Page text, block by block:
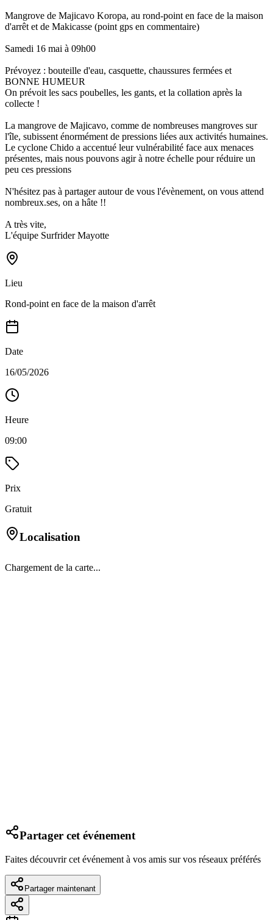
Mangrove de Majicavo Koropa, au rond-point en face de la maison
d'arrêt et de Makicasse (point gps en commentaire)
Samedi 16 mai à 09h00
Prévoyez : bouteille d'eau, casquette, chaussures fermées et
BONNE HUMEUR
On prévoit les sacs poubelles, les gants, et la collation après la
collecte !
La mangrove de Majicavo, comme de nombreuses mangroves sur
l'île, subissent énormément de pressions liées aux activités humaines.
Le cyclone Chido a accentué leur vulnérabilité face aux menaces
présentes, mais nous pouvons agir à notre échelle pour réduire un
peu ces pressions
N'hésitez pas à partager autour de vous l'évènement, on vous attend
nombreux.ses, on a hâte !!
A très vite,
L'équipe Surfrider Mayotte
Lieu
Rond-point en face de la maison d'arrêt
Date
16/05/2026
Heure
09:00
Prix
Gratuit
Localisation
Chargement de la carte...
Partager cet événement
Faites découvrir cet événement à vos amis sur vos réseaux préférés
Partager maintenant